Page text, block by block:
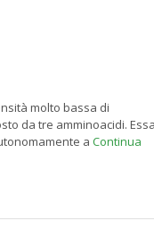
molto bassa di
da tre amminoacidi.
a Continua